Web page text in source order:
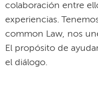
colaboración entre
experiencias.
common Law, nos
El propósito de
el diálogo.